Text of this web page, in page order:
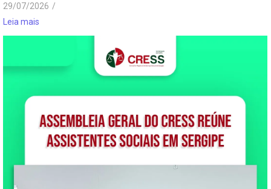
29/07/2026 /
Leia mais